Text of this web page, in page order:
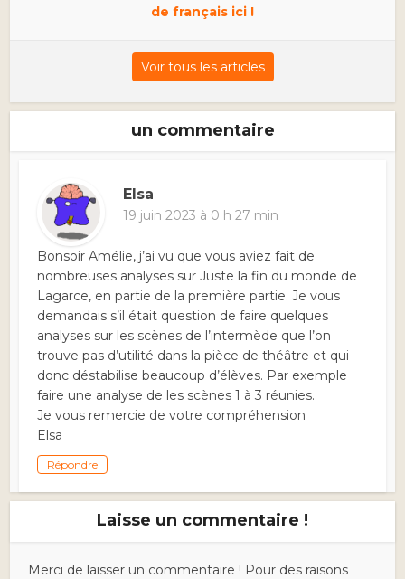
de français ici !
Voir tous les articles
un commentaire
Elsa
19 juin 2023 à 0 h 27 min
Bonsoir Amélie, j’ai vu que vous aviez fait de
nombreuses analyses sur Juste la fin du monde de
Lagarce, en partie de la première partie. Je vous
demandais s’il était question de faire quelques
analyses sur les scènes de l’intermède que l’on
trouve pas d’utilité dans la pièce de théâtre et qui
donc déstabilise beaucoup d’élèves. Par exemple
faire une analyse de les scènes 1 à 3 réunies.
Je vous remercie de votre compréhension
Elsa
Répondre
Laisse un commentaire !
Merci de laisser un commentaire ! Pour des raisons